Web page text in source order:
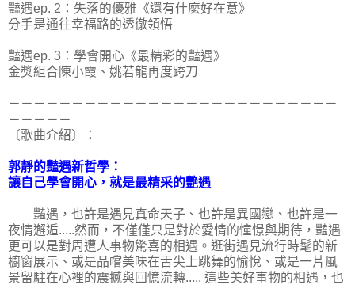
豔遇ep. 2：失落的優雅《還有什麼好在意》
分手是通往幸福路的透徹領悟
豔遇ep. 3：學會開心《最精彩的豔遇》
金獎組合陳小霞、姚若龍再度跨刀
－－－－－－－－－－－－－－－－－－－－－－－－－－
－－－－－
〔歌曲介紹〕：
郭靜的豔遇新哲學：
讓自己學會開心，就是最精采的艷遇
豔遇，也許是遇見真命天子、也許是異國戀、也許是一
夜情邂逅.....然而，不僅僅只是對於愛情的憧憬與期待，豔遇
更可以是對周遭人事物驚喜的相遇。逛街遇見流行時髦的新
櫥窗展示、或是品嚐美味在舌尖上跳舞的愉悅、或是一片風
景留駐在心裡的震撼與回憶流轉..... 這些美好事物的相遇，也